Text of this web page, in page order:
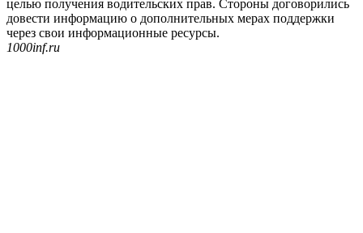
целью получения водительских прав. Стороны договорились
довести информацию о дополнительных мерах поддержки
через свои информационные ресурсы.
1000inf.ru